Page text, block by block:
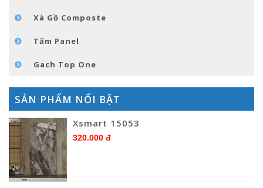
Xà Gồ Composte
Tấm Panel
Gach Top One
SẢN PHẨM NỔI BẬT
Xsmart 15053
320.000 đ